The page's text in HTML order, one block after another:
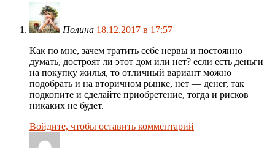
Полина 18.12.2017 в 17:57
Как по мне, зачем тратить себе нервы и постоянно
думать, достроят ли этот дом или нет? если есть деньги
на покупку жилья, то отличный вариант можно
подобрать и на вторичном рынке, нет — денег, так
подкопите и сделайте приобретение, тогда и рисков
никаких не будет.
Войдите, чтобы оставить комментарий